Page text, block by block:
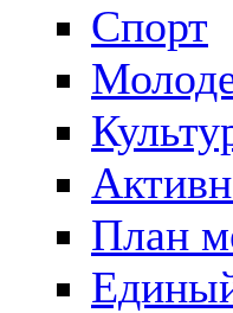
Спорт
План